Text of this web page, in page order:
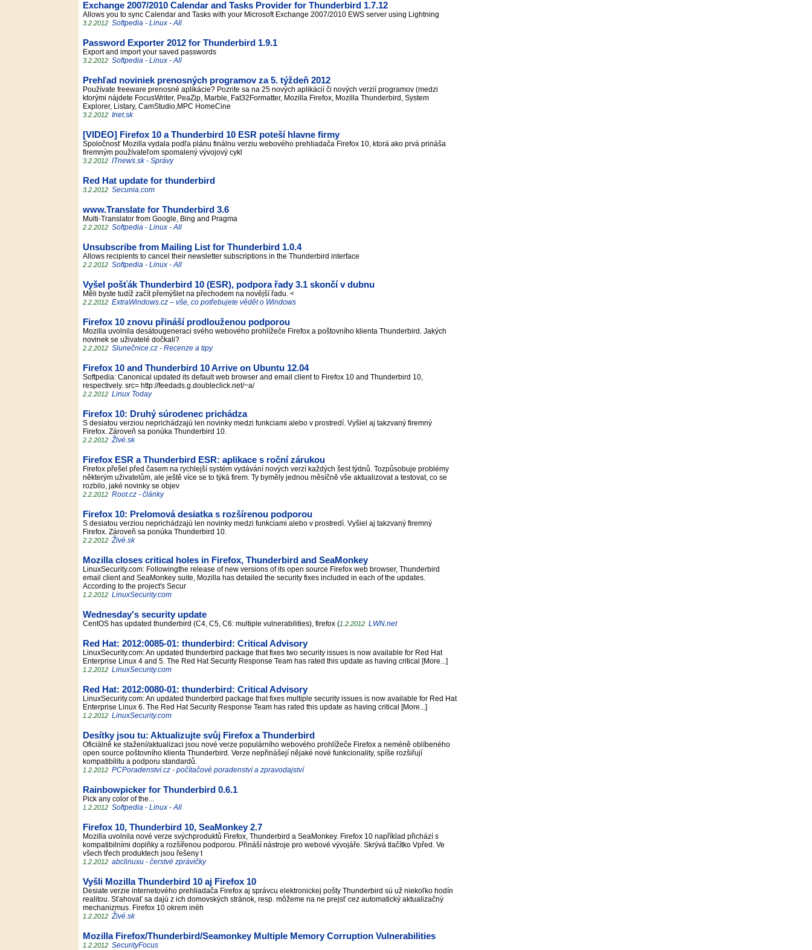
Exchange 2007/2010 Calendar and Tasks Provider for Thunderbird 1.7.12
Allows you to sync Calendar and Tasks with your Microsoft Exchange 2007/2010 EWS server using Lightning
3.2.2012 Softpedia - Linux - All
Password Exporter 2012 for Thunderbird 1.9.1
Export and import your saved passwords
3.2.2012 Softpedia - Linux - All
Prehľad noviniek prenosných programov za 5. týždeň 2012
Používate freeware prenosné aplikácie? Pozrite sa na 25 nových aplikácií či nových verzií programov (medzi
ktorými nájdete FocusWriter, PeaZip, Marble, Fat32Formatter, Mozilla Firefox, Mozilla Thunderbird, System
Explorer, Listary, CamStudio,MPC HomeCine
3.2.2012 Inet.sk
[VIDEO] Firefox 10 a Thunderbird 10 ESR poteší hlavne firmy
Spoločnosť Mozilla vydala podľa plánu finálnu verziu webového prehliadača Firefox 10, ktorá ako prvá prináša
firemným používateľom spomalený vývojový cykl
3.2.2012 ITnews.sk - Správy
Red Hat update for thunderbird
3.2.2012 Secunia.com
www.Translate for Thunderbird 3.6
Multi-Translator from Google, Bing and Pragma
2.2.2012 Softpedia - Linux - All
Unsubscribe from Mailing List for Thunderbird 1.0.4
Allows recipients to cancel their newsletter subscriptions in the Thunderbird interface
2.2.2012 Softpedia - Linux - All
Vyšel pošťák Thunderbird 10 (ESR), podpora řady 3.1 skončí v dubnu
Měli byste tudíž začít přemýšlet na přechodem na novější řadu. <
2.2.2012 ExtraWindows.cz – vše, co potřebujete vědět o Windows
Firefox 10 znovu přináší prodlouženou podporou
Mozilla uvolnila desátougeneraci svého webového prohlížeče Firefox a poštovního klienta Thunderbird. Jakých
novinek se uživatelé dočkali?
2.2.2012 Slunečnice.cz - Recenze a tipy
Firefox 10 and Thunderbird 10 Arrive on Ubuntu 12.04
Softpedia: Canonical updated its default web browser and email client to Firefox 10 and Thunderbird 10,
respectively. src= http://feedads.g.doubleclick.net/~a/
2.2.2012 Linux Today
Firefox 10: Druhý súrodenec prichádza
S desiatou verziou neprichádzajú len novinky medzi funkciami alebo v prostredí. Vyšiel aj takzvaný firemný
Firefox. Zároveň sa ponúka Thunderbird 10.
2.2.2012 Živé.sk
Firefox ESR a Thunderbird ESR: aplikace s roční zárukou
Firefox přešel před časem na rychlejší systém vydávání nových verzí každých šest týdnů. Tozpůsobuje problémy
některým uživatelům, ale ještě více se to týká firem. Ty byměly jednou měsíčně vše aktualizovat a testovat, co se
rozbilo, jaké novinky se objev
2.2.2012 Root.cz - články
Firefox 10: Prelomová desiatka s rozšírenou podporou
S desiatou verziou neprichádzajú len novinky medzi funkciami alebo v prostredí. Vyšiel aj takzvaný firemný
Firefox. Zároveň sa ponúka Thunderbird 10.
2.2.2012 Živé.sk
Mozilla closes critical holes in Firefox, Thunderbird and SeaMonkey
LinuxSecurity.com: Followingthe release of new versions of its open source Firefox web browser, Thunderbird
email client and SeaMonkey suite, Mozilla has detailed the security fixes included in each of the updates.
According to the project's Secur
1.2.2012 LinuxSecurity.com
Wednesday's security update
CentOS has updated thunderbird (C4, C5, C6: multiple vulnerabilities), firefox (1.2.2012 LWN.net
Red Hat: 2012:0085-01: thunderbird: Critical Advisory
LinuxSecurity.com: An updated thunderbird package that fixes two security issues is now available for Red Hat
Enterprise Linux 4 and 5. The Red Hat Security Response Team has rated this update as having critical [More...]
1.2.2012 LinuxSecurity.com
Red Hat: 2012:0080-01: thunderbird: Critical Advisory
LinuxSecurity.com: An updated thunderbird package that fixes multiple security issues is now available for Red Hat
Enterprise Linux 6. The Red Hat Security Response Team has rated this update as having critical [More...]
1.2.2012 LinuxSecurity.com
Desítky jsou tu: Aktualizujte svůj Firefox a Thunderbird
Oficiálně ke stažení/aktualizaci jsou nové verze populárního webového prohlížeče Firefox a neméně oblíbeného
open source poštovního klienta Thunderbird. Verze nepřinášejí nějaké nové funkcionality, spíše rozšiřují
kompatibilitu a podporu standardů.
1.2.2012 PCPoradenství.cz - počítačové poradenství a zpravodajství
Rainbowpicker for Thunderbird 0.6.1
Pick any color of the...
1.2.2012 Softpedia - Linux - All
Firefox 10, Thunderbird 10, SeaMonkey 2.7
Mozilla uvolnila nové verze svýchproduktů Firefox, Thunderbird a SeaMonkey. Firefox 10 například přichází s
kompatibilními doplňky a rozšířenou podporou. Přináší nástroje pro webové vývojáře. Skrývá tlačítko Vpřed. Ve
všech třech produktech jsou řešeny t
1.2.2012 abclinuxu - čerstvé zprávičky
Vyšli Mozilla Thunderbird 10 aj Firefox 10
Desiate verzie internetového prehliadača Firefox aj správcu elektronickej pošty Thunderbird sú už niekoľko hodín
realitou. Sťahovať sa dajú z ich domovských stránok, resp. môžeme na ne prejsť cez automatický aktualizačný
mechanizmus. Firefox 10 okrem inéh
1.2.2012 Živé.sk
Mozilla Firefox/Thunderbird/Seamonkey Multiple Memory Corruption Vulnerabilities
1.2.2012 SecurityFocus